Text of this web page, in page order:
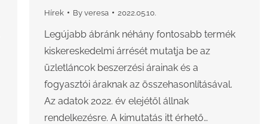
Hírek By veresa 2022.05.10.
Legújabb ábránk néhány fontosabb termék
kiskereskedelmi árrését mutatja be az
üzletláncok beszerzési árainak és a
fogyasztói áraknak az összehasonlításával.
Az adatok 2022. év elejétől állnak
rendelkezésre. A kimutatás itt érhető…